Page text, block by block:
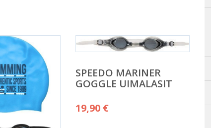
SPEEDO MARINER
GOGGLE UIMALASIT
19,90 €